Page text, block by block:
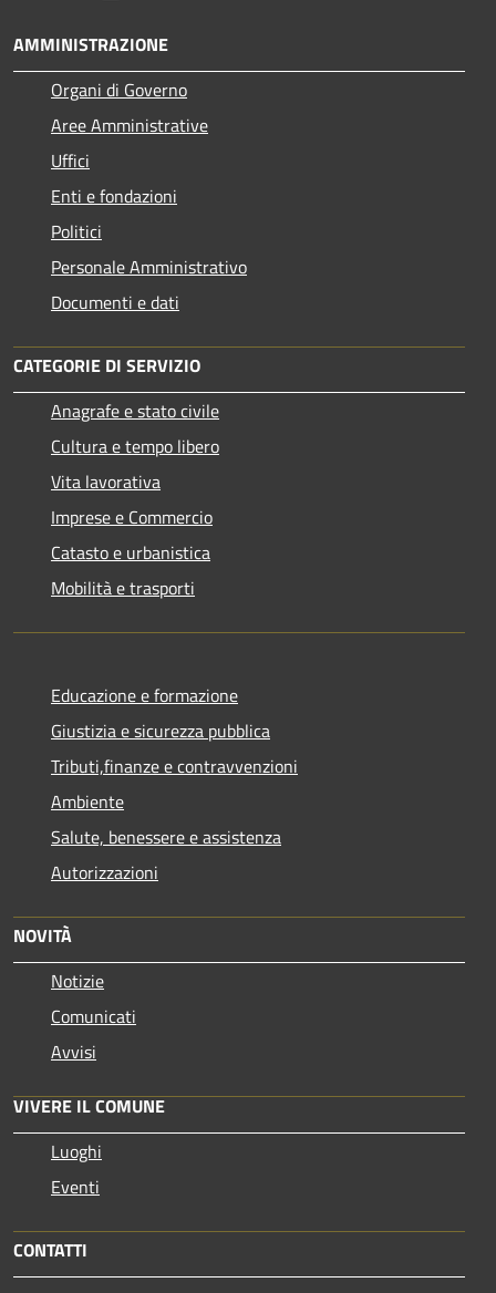
AMMINISTRAZIONE
Organi di Governo
Aree Amministrative
Uffici
Enti e fondazioni
Politici
Personale Amministrativo
Documenti e dati
CATEGORIE DI SERVIZIO
Anagrafe e stato civile
Cultura e tempo libero
Vita lavorativa
Imprese e Commercio
Catasto e urbanistica
Mobilità e trasporti
Educazione e formazione
Giustizia e sicurezza pubblica
Tributi,finanze e contravvenzioni
Ambiente
Salute, benessere e assistenza
Autorizzazioni
NOVITÀ
Notizie
Comunicati
Avvisi
VIVERE IL COMUNE
Luoghi
Eventi
CONTATTI